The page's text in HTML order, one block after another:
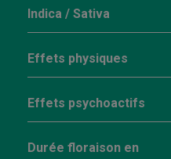
Indica / Sativa
Effets physiques
Effets psychoactifs
Durée floraison en